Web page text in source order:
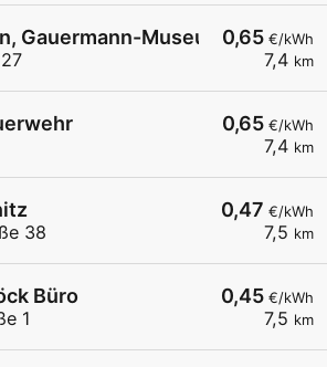
0,65 €/kWh
7,4 km
Gauermann-Museum
0,65 €/kWh
7,4 km
0,47 €/kWh
7,5 km
38
0,45 €/kWh
7,5 km
Büro
1